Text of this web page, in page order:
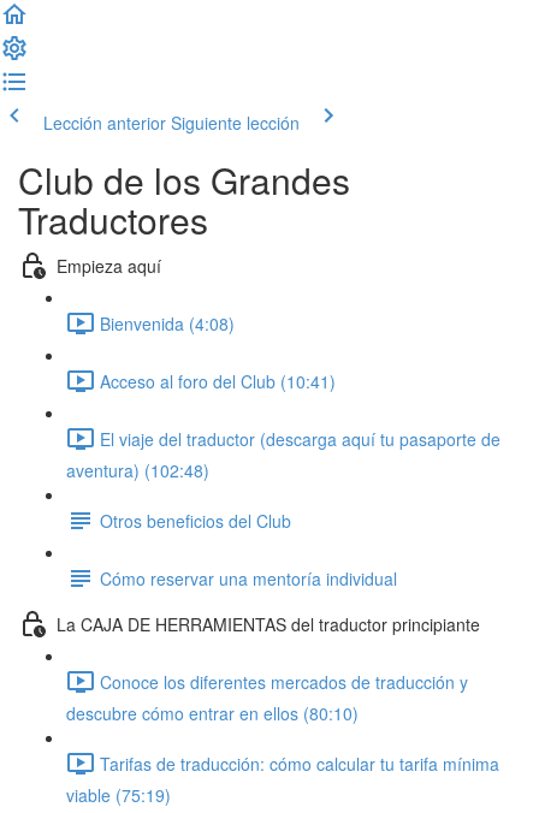
Lección anterior Siguiente lección
Club de los Grandes
Traductores
Empieza aquí
Bienvenida (4:08)
Acceso al foro del Club (10:41)
El viaje del traductor (descarga aquí tu pasaporte de
aventura) (102:48)
Otros beneficios del Club
Cómo reservar una mentoría individual
La CAJA DE HERRAMIENTAS del traductor principiante
Conoce los diferentes mercados de traducción y
descubre cómo entrar en ellos (80:10)
Tarifas de traducción: cómo calcular tu tarifa mínima
viable (75:19)